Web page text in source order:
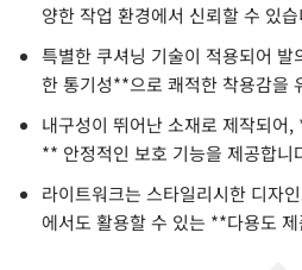
양한 작업 환경에서 신뢰할 수 있
특별한 쿠셔닝 기술이 적용되어
한 통기성**으로 쾌적한 착용감을
내구성이 뛰어난 소재로 제작되어
** 안정적인 보호 기능을 제공합
라이트워크는 스타일리시한 디자
에서도 활용할 수 있는 **다용도